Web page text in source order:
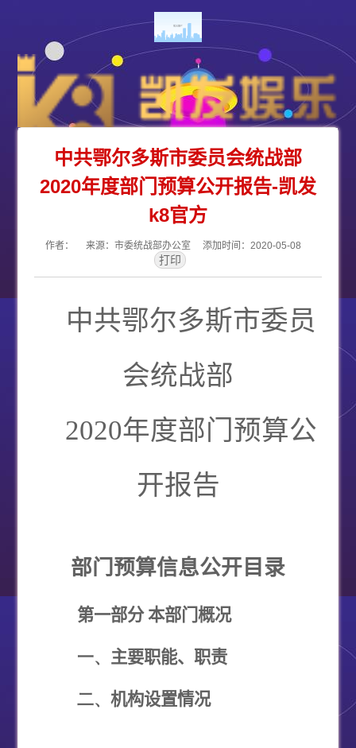
中共鄂尔多斯市委员会统战部
2020年度部门预算公开报告-凯发
k8官方
作者： 来源：市委统战部办公室 添加时间：2020-05-08
中共鄂尔多斯市委员
会统战部
2020年度部门预算公
开报告
部门预算信息公开目录
第一部分 本部门概况
一、 主要职能、职责
二、机构设置情况